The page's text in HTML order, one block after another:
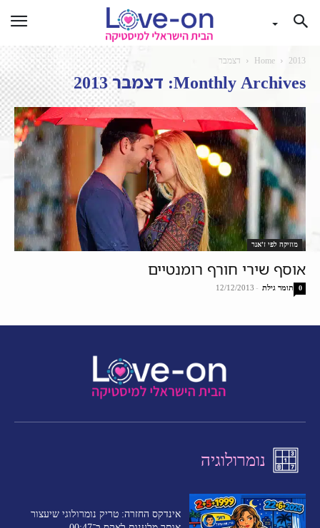
Home 2013 דצמבר
Monthly Archives: דצמבר 2013
מוזיקה לפי ז'אנר
אוסף שירי חורף רומנטיים
תומר גילת -
12/12/2013 0
נומרולוגיה
אינדקס החזרה: טריק נומרולוגי שיעצור